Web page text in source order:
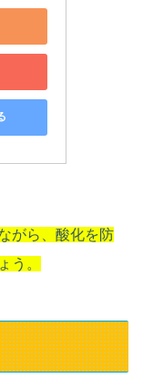
がら、酸化を防
う。